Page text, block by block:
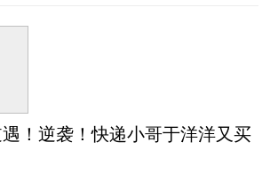
！逆袭！快递小哥于洋洋又买